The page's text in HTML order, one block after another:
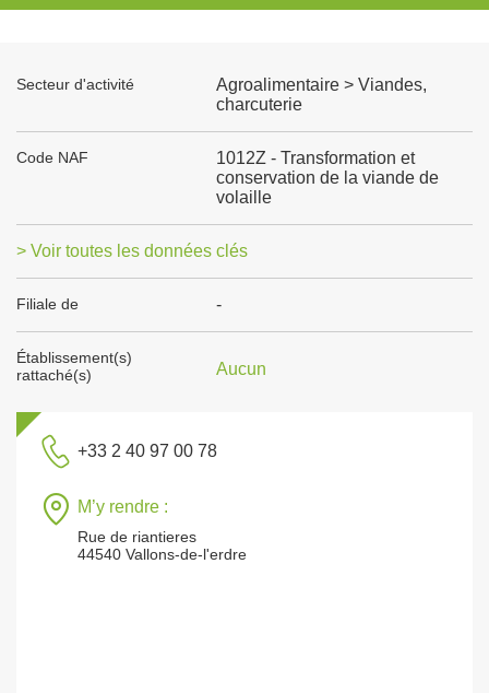
Secteur d'activité
Agroalimentaire > Viandes,
charcuterie
Code NAF
1012Z - Transformation et
conservation de la viande de
volaille
> Voir toutes les données clés
Filiale de -
Établissement(s)
rattaché(s)
Aucun
+33 2 40 97 00 78
M’y rendre :
Rue de riantieres
44540 Vallons-de-l'erdre